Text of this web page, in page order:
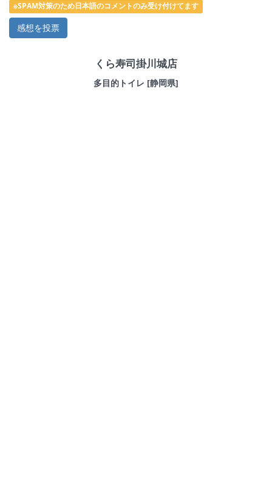
※SPAM対策のため日本語のコメントのみ受け付けてます
くら寿司掛川城店
多目的トイレ [静岡県]